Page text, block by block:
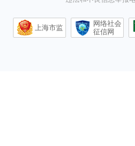
上海市监
网络社会
征信网